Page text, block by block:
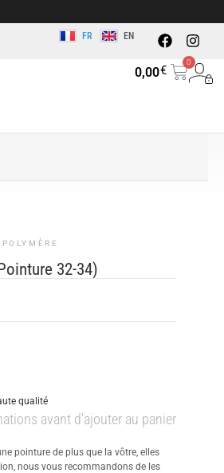
FR EN
0,00€
0
32-34)
qualité
avant d'ajouter au panier
pointure de plus que la vôtre, elles
nous vous recommandons de les